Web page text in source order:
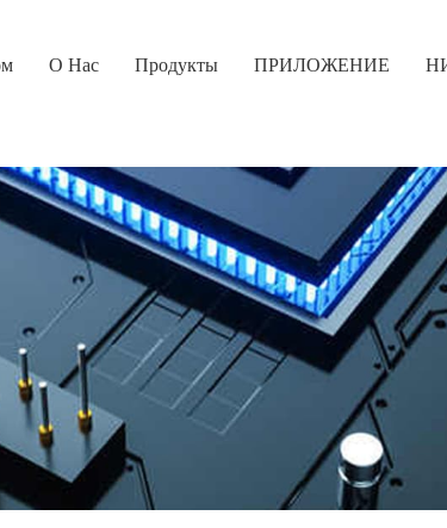
О Нас Продукты ПРИЛОЖЕНИЕ